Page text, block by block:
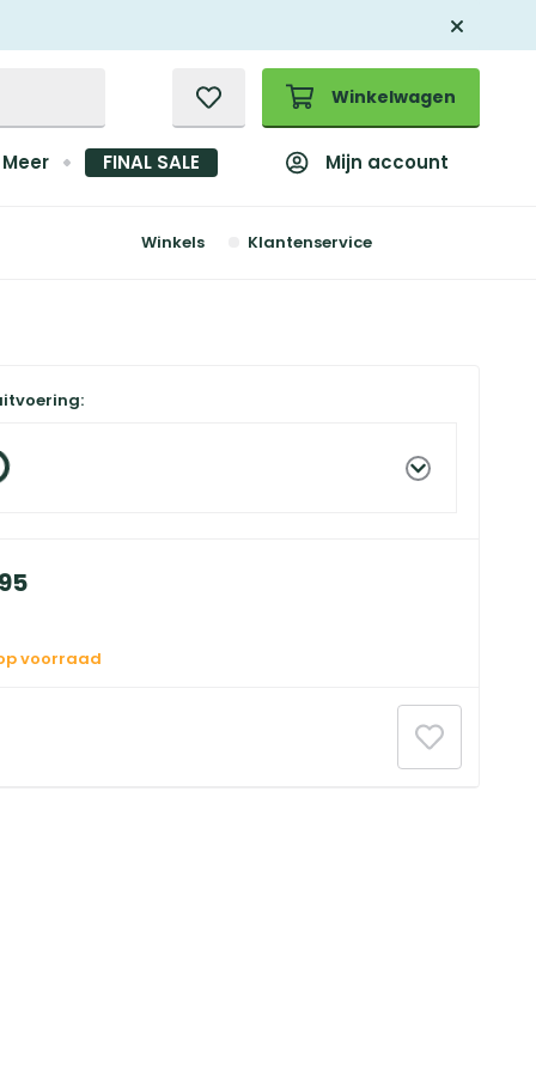
Winkelwagen
Meer FINAL SALE Mijn account
Winkels Klantenservice
voorraad